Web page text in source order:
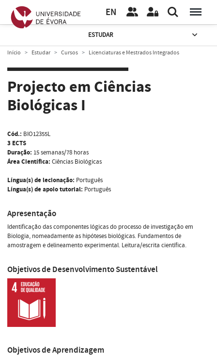
EN
ESTUDAR
Início Estudar Cursos Licenciaturas e Mestrados Integrados
Projecto em Ciências
Biológicas I
Cód.: BIO12355L
3 ECTS
Duração: 15 semanas/78 horas
Área Científica: Ciências Biológicas
Língua(s) de lecionação: Português
Língua(s) de apoio tutorial: Português
Apresentação
Identificação das componentes lógicas do processo de investigação em
Biologia, nomeadamente as hipóteses biológicas. Fundamentos de
amostragem e delineamento experimental. Leitura/escrita científica.
Objetivos de Desenvolvimento Sustentável
Objetivos de Aprendizagem